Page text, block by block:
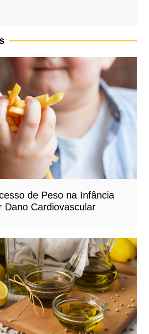
de Peso na Infância
Dano Cardiovascular